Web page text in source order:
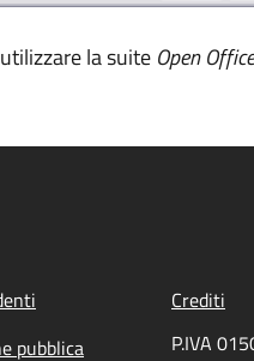
la suite Open
Crediti
pubblica
P.IVA